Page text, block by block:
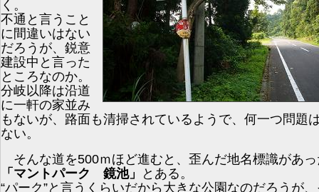
く。
不通と言うこと
に間違いはない
だろうが、鋭意
建設中と言った
ところなのか。
分岐以降は沿道
に一軒の家並み
もないが、路面も清掃されているようで、何一つ問題
ない。
そんな道を500ｍほど進むと、歪んだ地名標識があ
「マントパーク 鏡池」
とある。
“パーク”と言うくらいだから大きな公園なのだろうが